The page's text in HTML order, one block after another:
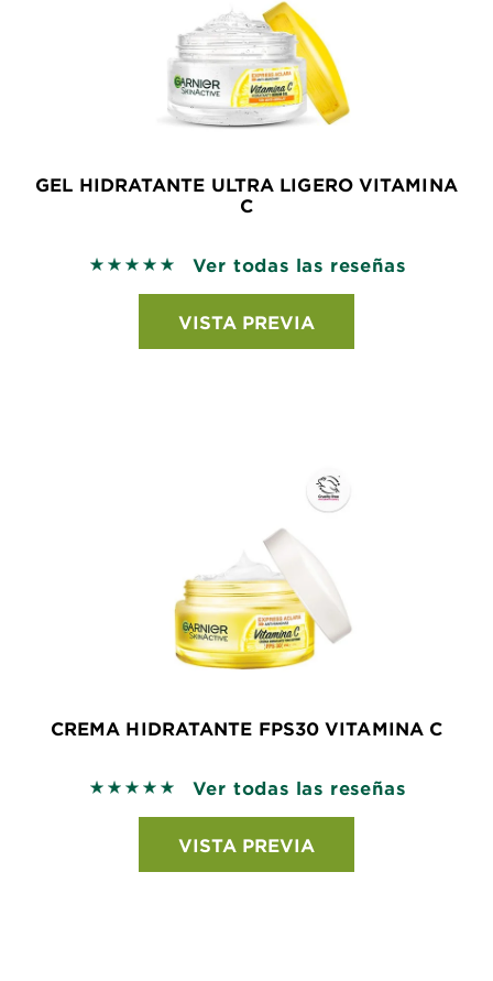
GEL HIDRATANTE ULTRA LIGERO VITAMINA
C
5 out of 5 stars based on reviews
Ver todas las reseñas
VISTA PREVIA
CREMA HIDRATANTE FPS30 VITAMINA C
5 out of 5 stars based on reviews
Ver todas las reseñas
VISTA PREVIA